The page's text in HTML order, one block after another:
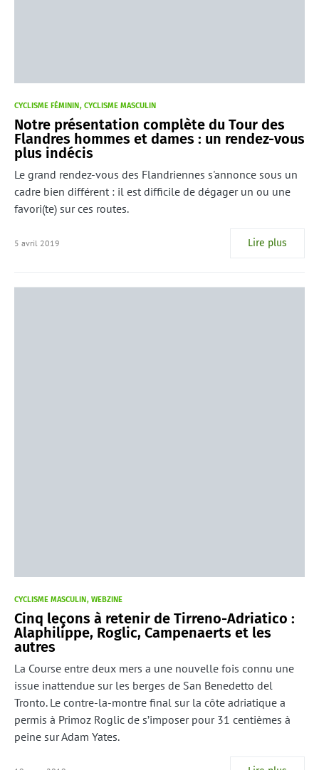
CYCLISME FÉMININ CYCLISME MASCULIN
Notre présentation complète du Tour des
Flandres hommes et dames : un rendez-vous
plus indécis
Le grand rendez-vous des Flandriennes s'annonce sous un
cadre bien différent : il est difficile de dégager un ou une
favori(te) sur ces routes.
5 avril 2019 Lire plus
CYCLISME MASCULIN WEBZINE
Cinq leçons à retenir de Tirreno-Adriatico :
Alaphilippe, Roglic, Campenaerts et les
autres
La Course entre deux mers a une nouvelle fois connu une
issue inattendue sur les berges de San Benedetto del
Tronto. Le contre-la-montre final sur la côte adriatique a
permis à Primoz Roglic de s’imposer pour 31 centièmes à
peine sur Adam Yates.